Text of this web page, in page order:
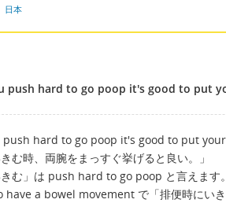
日本
push hard to go poop it's good to put
push hard to go poop it's good to put
きむ時、両腕をまっすぐ挙げると良い。」
きむ」は push hard to go poop と言えます。
a bowel movement で「排便時にいき